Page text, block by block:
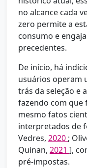
no alcance cada
zero permite a
consumo e
precedentes.
De início, há
usuários operam
trás da seleção e
fazendo com que
mesmo fatos
interpretados de
Vedres, 2020 ;
Quinan, 2021 ],
pré-impostas.